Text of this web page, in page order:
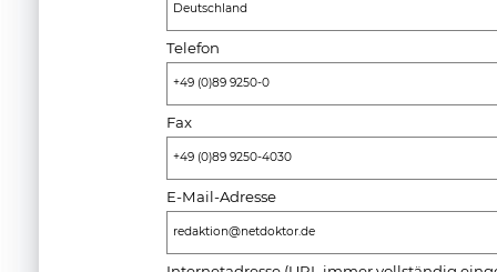
Deutschland
Telefon
+49 (0)89 9250-0
Fax
+49 (0)89 9250-4030
E-Mail-Adresse
redaktion@netdoktor.de